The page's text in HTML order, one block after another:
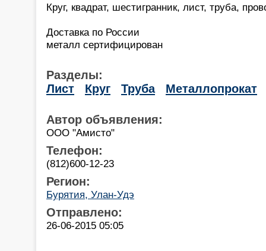
Круг, квадрат, шестигранник, лист, труба,
Доставка по России
металл сертифицирован
Разделы:
Лист
Круг Труба Металлопрокат
Автор объявления:
ООО "Амисто"
Телефон:
(812)600-12-23
Регион:
Бурятия, Улан-Удэ
Отправлено:
26-06-2015 05:05